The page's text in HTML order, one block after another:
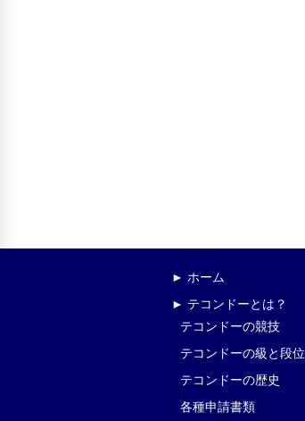
► ホーム
► テコンドーとは？
テコンドーの競技
テコンドーの級と段位
テコンドーの歴史
各種申請書類